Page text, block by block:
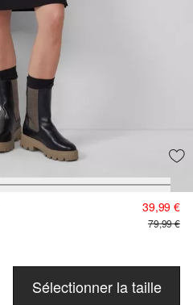
39,99 €
79,99 €
Sélectionner la taille